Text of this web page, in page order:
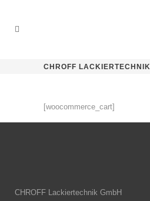
CHROFF LACKIERTECHNIK
[woocommerce_cart]
CHROFF Lackiertechnik GmbH